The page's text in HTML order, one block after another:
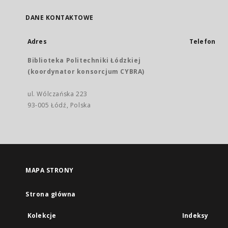
DANE KONTAKTOWE
Adres
Biblioteka Politechniki Łódzkiej
(koordynator konsorcjum CYBRA)
ul. Wólczańska 223
93-005 Łódź, Polska
Telefon
MAPA STRONY
Strona główna
Kolekcje Indeksy